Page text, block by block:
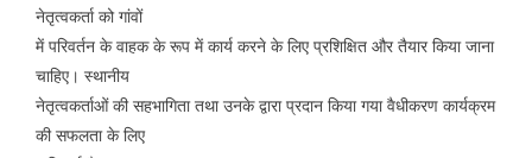
नेतृत्वकर्ता को गांवों
में परिवर्तन के वाहक के रूप में कार्य करने के लिए प्रशिक्षित और तैयार किया जाना
चाहिए। स्थानीय
नेतृत्वकर्ताओं की सहभागिता तथा उनके द्वारा प्रदान किया गया वैधीकरण कार्यक्रम
की सफलता के लिए